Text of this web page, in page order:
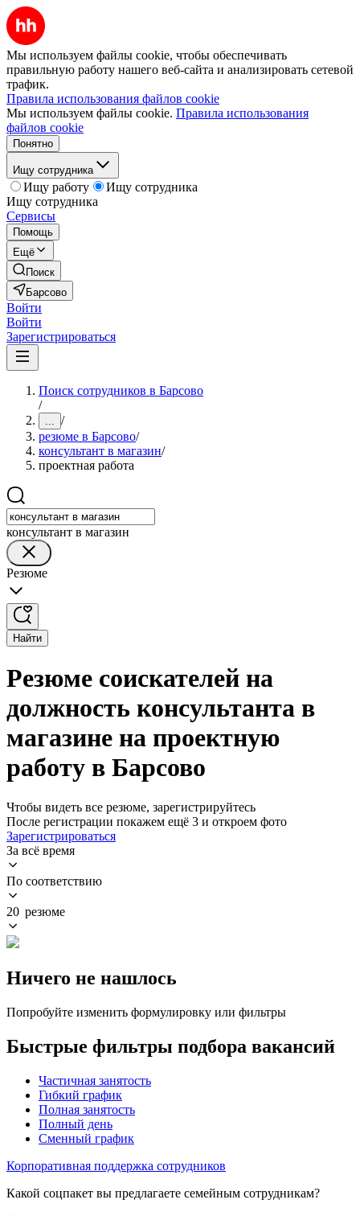
Мы используем файлы cookie, чтобы обеспечивать
правильную работу нашего веб-сайта и анализировать сетевой
трафик.
Правила использования файлов cookie
Мы используем файлы cookie. Правила использования
файлов cookie
Понятно
Ищу сотрудника
Ищу работу
Ищу сотрудника
Ищу сотрудника
Сервисы
Помощь
Ещё
Поиск
Барсово
Войти
Войти
Зарегистрироваться
Поиск сотрудников в Барсово
/
... /
резюме в Барсово/
консультант в магазин/
проектная работа
консультант в магазин
Резюме
Найти
Резюме соискателей на
должность консультанта в
магазине на проектную
работу в Барсово
Чтобы видеть все резюме, зарегистрируйтесь
После регистрации покажем ещё 3 и откроем фото
Зарегистрироваться
За всё время
По соответствию
20 резюме
Ничего не нашлось
Попробуйте изменить формулировку или фильтры
Быстрые фильтры подбора вакансий
Частичная занятость
Гибкий график
Полная занятость
Полный день
Сменный график
Корпоративная поддержка сотрудников
Какой соцпакет вы предлагаете семейным сотрудникам?